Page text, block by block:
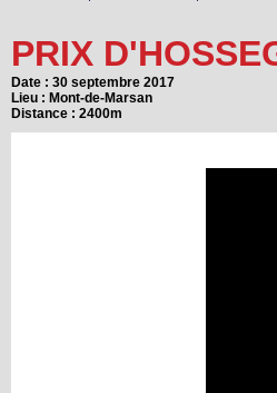
PRIX
Date : 30 septembre 2017
Lieu : Mont-de-Marsan
Distance : 2400m